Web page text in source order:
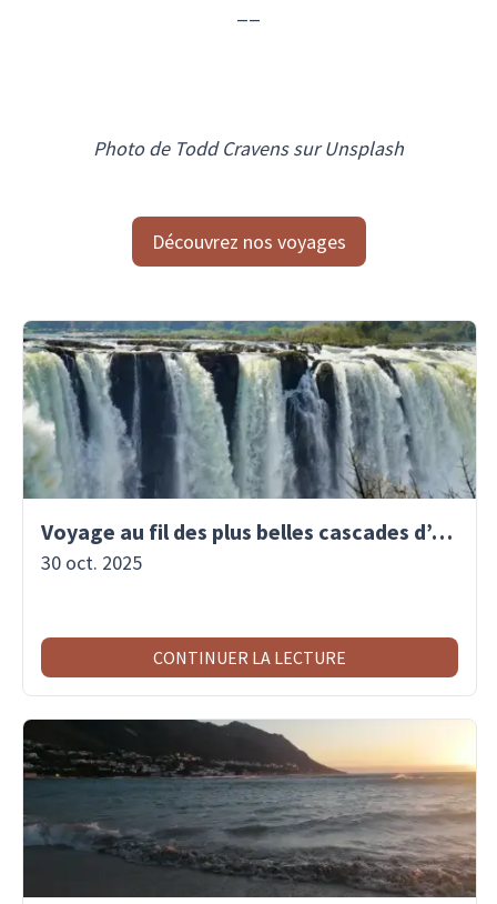
Photo de Todd Cravens sur Unsplash
Découvrez nos voyages
Voyage au fil des plus belles cascades d’Afrique
30 oct. 2025
CONTINUER LA LECTURE